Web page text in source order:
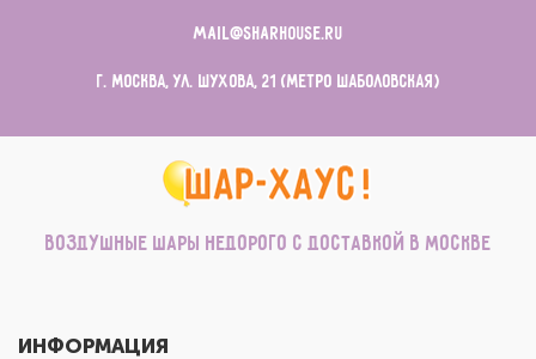
mail@sharhouse.ru
г. Москва, ул. Шухова, 21 (метро Шаболовская)
Воздушные шары недорого с доставкой в Москве
ИНФОРМАЦИЯ